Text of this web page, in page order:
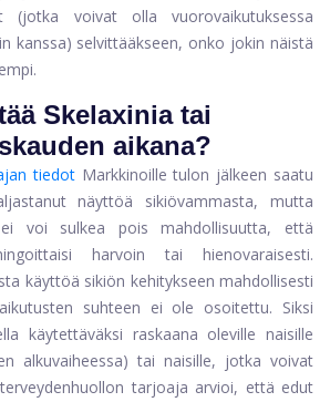
(jotka voivat olla vuorovaikutuksessa
kanssa) selvittääkseen, onko jokin näistä
Skelaxinia tai
aikana?
tiedotMarkkinoille tulon jälkeen saatu
näyttöä sikiövammasta, mutta
voi sulkea pois mahdollisuutta, että
harvoin tai hienovaraisesti.
käyttöä sikiön kehitykseen mahdollisesti
suhteen ei ole osoitettu. Siksi
käytettäväksi raskaana oleville naisille
alkuvaiheessa) tai naisille, jotka voivat
tarjoaja arvioi, että edut